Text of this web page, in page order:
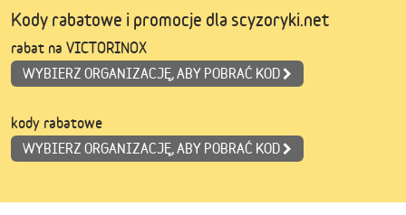
Kody rabatowe i promocje dla scyzoryki.net
rabat na VICTORINOX
WYBIERZ ORGANIZACJĘ, ABY POBRAĆ KOD
kody rabatowe
WYBIERZ ORGANIZACJĘ, ABY POBRAĆ KOD